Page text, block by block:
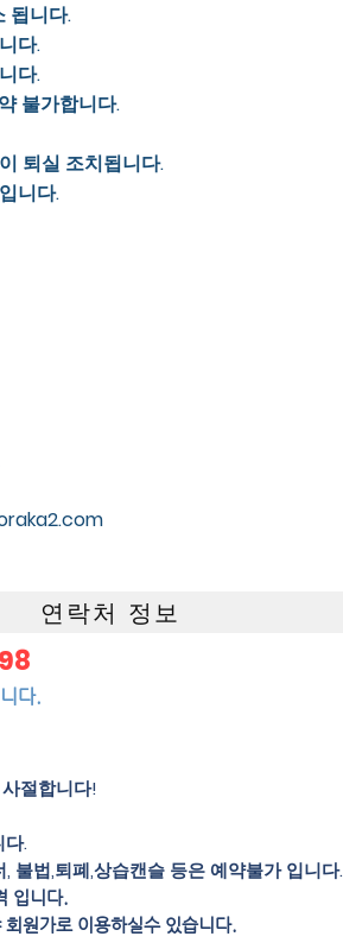
됩니다.
다.
다.
불가합니다.
퇴실 조치됩니다.
니다.
연락처 정보
다.
절합니다!
.
불법,퇴폐,상습캔슬 등은 예약불가 입니다.
입니다.
원가로 이용하실수 있습니다.